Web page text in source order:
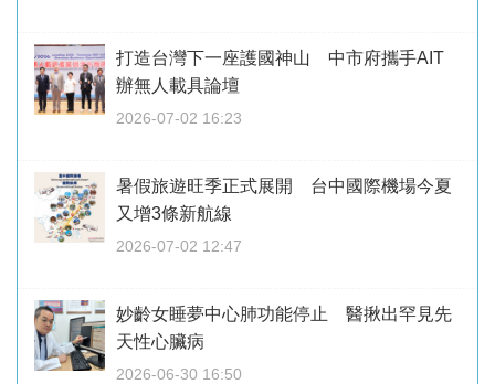
打造台灣下一座護國神山 中市府攜手AIT
辦無人載具論壇
2026-07-02 16:23
暑假旅遊旺季正式展開 台中國際機場今夏
又增3條新航線
2026-07-02 12:47
妙齡女睡夢中心肺功能停止 醫揪出罕見先
天性心臟病
2026-06-30 16:50